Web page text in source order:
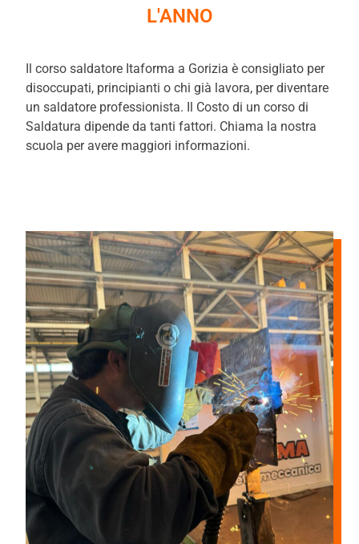
L'ANNO
Il corso saldatore Itaforma a Gorizia è consigliato per
disoccupati, principianti o chi già lavora, per diventare
un saldatore professionista. Il Costo di un corso di
Saldatura dipende da tanti fattori. Chiama la nostra
scuola per avere maggiori informazioni.